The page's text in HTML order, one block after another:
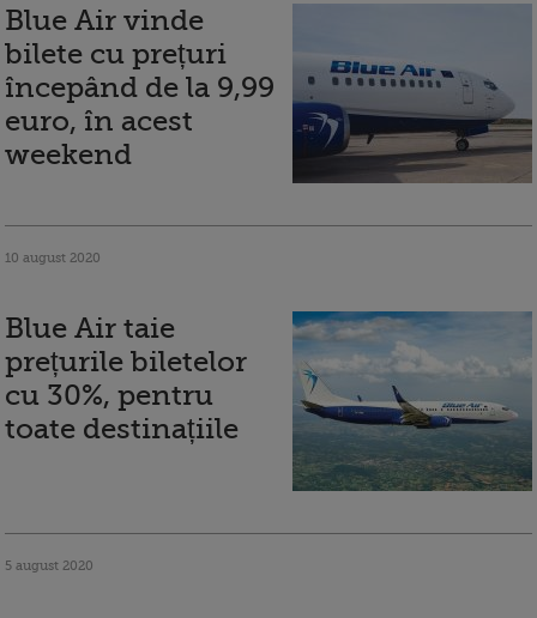
Blue Air vinde
bilete cu prețuri
începând de la 9,99
euro, în acest
weekend
10 august 2020
Blue Air taie
prețurile biletelor
cu 30%, pentru
toate destinațiile
5 august 2020